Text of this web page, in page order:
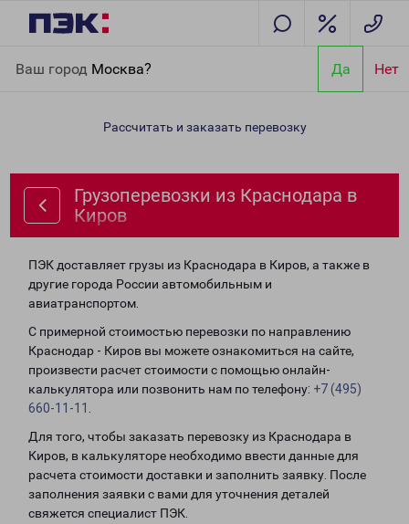
Ваш город Москва? Да Нет
Киров
Рассчитать и заказать перевозку
Грузоперевозки из Краснодара в
Киров
ПЭК доставляет грузы из Краснодара в Киров, а также в
другие города России автомобильным и
авиатранспортом.
С примерной стоимостью перевозки по направлению
Краснодар - Киров вы можете ознакомиться на сайте,
произвести расчет стоимости с помощью онлайн-
калькулятора или позвонить нам по телефону: +7 (495)
660-11-11
Для того, чтобы заказать перевозку из Краснодара в
Киров, в калькуляторе необходимо ввести данные для
расчета стоимости доставки и заполнить заявку. После
заполнения заявки с вами для уточнения деталей
свяжется специалист ПЭК.